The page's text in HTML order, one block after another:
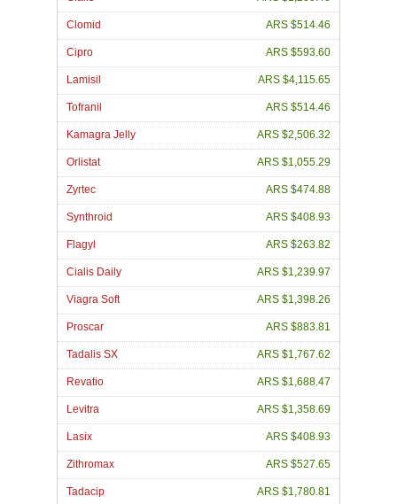
Clomid ARS $514.46
Cipro ARS $593.60
Lamisil ARS $4,115.65
Tofranil ARS $514.46
Kamagra Jelly ARS $2,506.32
Orlistat ARS $1,055.29
Zyrtec ARS $474.88
Synthroid ARS $408.93
Flagyl ARS $263.82
Cialis Daily ARS $1,239.97
Viagra Soft ARS $1,398.26
Proscar ARS $883.81
Tadalis SX ARS $1,767.62
Revatio ARS $1,688.47
Levitra ARS $1,358.69
Lasix ARS $408.93
Zithromax ARS $527.65
Tadacip ARS $1,780.81